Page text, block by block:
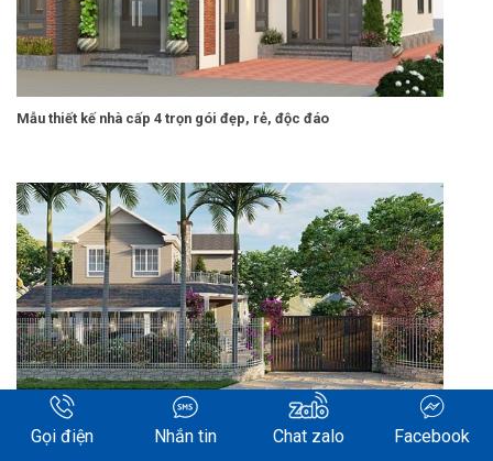
Mẫu thiết kế nhà cấp 4 trọn gói đẹp, rẻ, độc đáo
Xây dựng nhà vườn trọn gói rẻ, đẹp: Bí quyết tiết kiệm hiệu quả!
Gọi điện Nhắn tin Chat zalo Facebook